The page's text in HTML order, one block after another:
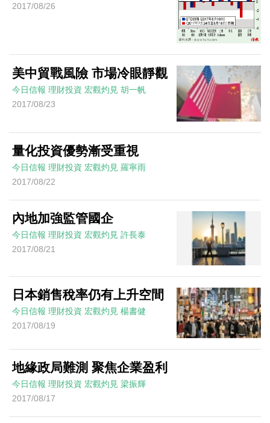
2017/08/26
美中貿戰風險 市場冷眼靜觀
今日信報 理財投資 宏觀灼見 胡一帆
2017/08/23
量化投資優勢漸受重視
今日信報 理財投資 宏觀灼見 羅寧雨
2017/08/22
內地加強監管國企
今日信報 理財投資 宏觀灼見 許長泰
2017/08/21
日本銷售稅率仍有上升空間
今日信報 理財投資 宏觀灼見 楊書健
2017/08/19
地緣政局難測 聚焦企業盈利
今日信報 理財投資 宏觀灼見 梁振輝
2017/08/17